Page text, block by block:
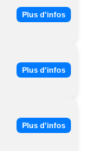
Plus d'infos
Plus d'infos
Plus d'infos